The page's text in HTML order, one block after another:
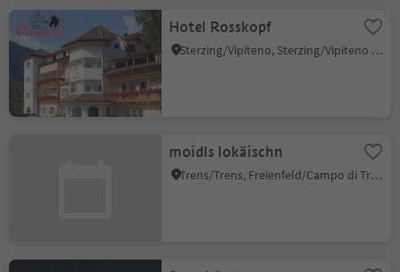
Hotel Rosskopf
Sterzing/Vipiteno, Sterzing/Vipiteno and environs
moidls lokäischn
Trens/Trens, Freienfeld/Campo di Trens, Sterzing/Vipiteno and environs